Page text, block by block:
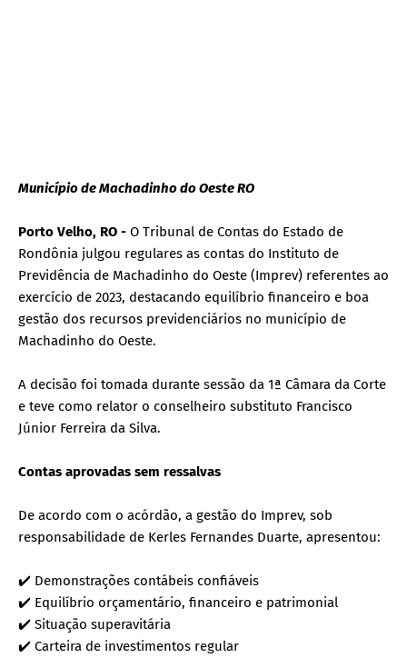
Município de Machadinho do Oeste RO
Porto Velho, RO - O Tribunal de Contas do Estado de
Rondônia julgou regulares as contas do Instituto de
Previdência de Machadinho do Oeste (Imprev) referentes ao
exercício de 2023, destacando equilíbrio financeiro e boa
gestão dos recursos previdenciários no município de
Machadinho do Oeste.
A decisão foi tomada durante sessão da 1ª Câmara da Corte
e teve como relator o conselheiro substituto Francisco
Júnior Ferreira da Silva.
Contas aprovadas sem ressalvas
De acordo com o acórdão, a gestão do Imprev, sob
responsabilidade de Kerles Fernandes Duarte, apresentou:
✔️ Demonstrações contábeis confiáveis
✔️ Equilíbrio orçamentário, financeiro e patrimonial
✔️ Situação superavitária
✔️ Carteira de investimentos regular